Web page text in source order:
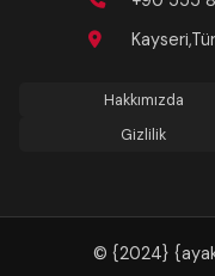
Hakkımızda
Gizlilik
© {2024}